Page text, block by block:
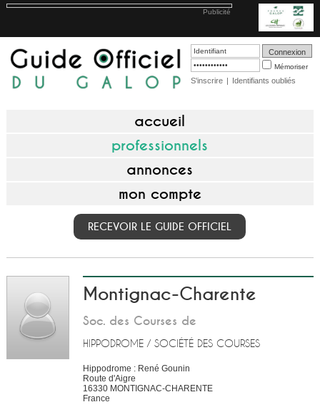
Publicité
Mémoriser
S'inscrire | Identifiants oubliés
accueil
professionnels
annonces
mon compte
RECEVOIR LE GUIDE OFFICIEL
Montignac-Charente
Soc. des Courses de
HIPPODROME / SOCIÉTÉ DES COURSES
Hippodrome : René Gounin
Route d'Aigre
16330 MONTIGNAC-CHARENTE
France